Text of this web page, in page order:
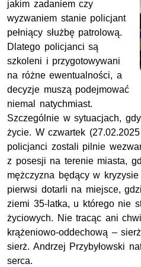
jakim zadaniem czy
wyzwaniem stanie policjant
pełniący służbę patrolową.
Dlatego policjanci są
szkoleni i przygotowywani
na różne ewentualności, a
decyzje muszą podejmować
niemal natychmiast.
Szczególnie w sytuacjach,
życie. W czwartek
policjanci zostali pilnie
z posesji na terenie miasta,
mężczyzna będący w
pierwsi dotarli na miejsce,
ziemi 35-latka, u którego nie
życiowych. Nie tracąc ani
krążeniowo-oddechową –
sierż. Andrzej Przybyłowski
serca.